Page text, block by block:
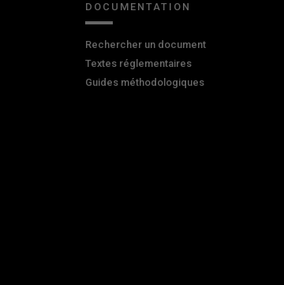
DOCUMENTATION
Rechercher un document
Textes réglementaires
Guides méthodologiques